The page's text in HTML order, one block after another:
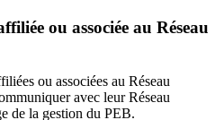
ou associée au Réseau
ou associées au Réseau
avec leur Réseau
de la gestion du PEB.